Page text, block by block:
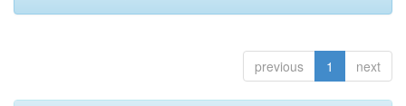
previous 1 next